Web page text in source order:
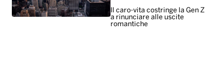
Il caro-vita costringe la Gen Z
a rinunciare alle uscite
romantiche